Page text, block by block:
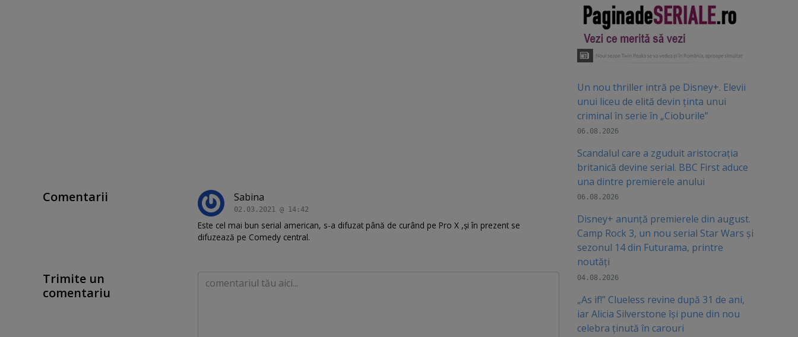
Comentarii Sabina
02.03.2021 @ 14:42
Este cel mai bun serial american, s-a difuzat până de curând pe Pro X ,și în prezent se
difuzează pe Comedy central.
Trimite un
comentariu
Comentariu
Un nou thriller intră pe Disney+. Elevii
unui liceu de elită devin ținta unui
criminal în serie în „Cioburile”
06.08.2026
Scandalul care a zguduit aristocrația
britanică devine serial. BBC First aduce
una dintre premierele anului
06.08.2026
Disney+ anunță premierele din august.
Camp Rock 3, un nou serial Star Wars și
sezonul 14 din Futurama, printre
noutăți
04.08.2026
„As if!” Clueless revine după 31 de ani,
iar Alicia Silverstone își pune din nou
celebra ținută în carouri